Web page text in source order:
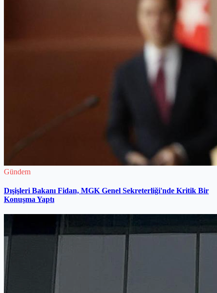
Gündem
Dışişleri Bakanı Fidan, MGK Genel Sekreterliği'nde Kritik Bir
Konuşma Yaptı